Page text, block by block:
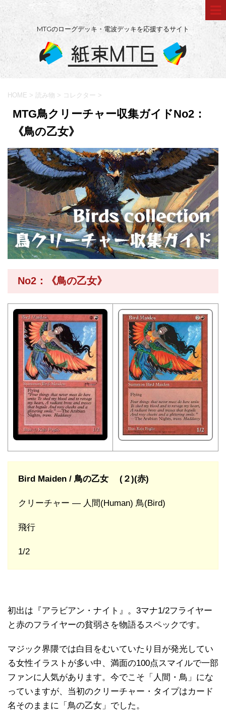
MTGのローグデッキ・電波デッキを応援するサイト
HOME > 読み物 > コレクター >
MTG鳥クリーチャー収集ガイドNo2：
《鳥の乙女》
No2：《鳥の乙女》
Bird Maiden / 鳥の乙女 (２)(赤)
クリーチャー — 人間(Human) 鳥(Bird)
飛行
1/2
初出は『アラビアン・ナイト』。3マナ1/2フライヤー
と赤のフライヤーの貧弱さを物語るスペックです。
マジック界隈では白目をむいていたり目が発光してい
る女性イラストが多い中、満面の100点スマイルで一部
ファンに人気があります。今でこそ「人間・鳥」にな
っていますが、当初のクリーチャー・タイプはカード
名そのままに「鳥の乙女」でした。